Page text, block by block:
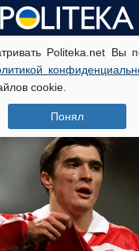
Politeka.net Вы
cookie.
Понял
погиб
футболист